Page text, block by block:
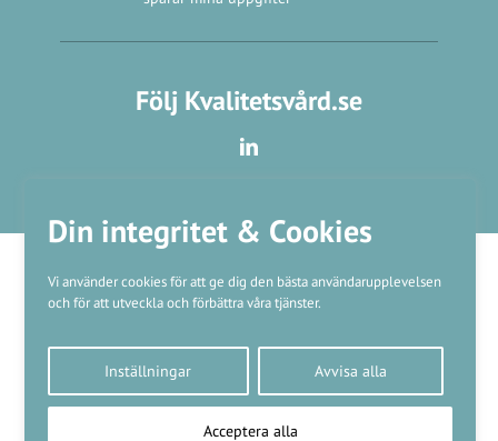
Din integritet & Cookies
Vi använder cookies för att ge dig den bästa användarupplevelsen
och för att utveckla och förbättra våra tjänster.
Inställningar Avvisa alla
Acceptera alla
Följ Kvalitetsvård.se
Kundtjänst